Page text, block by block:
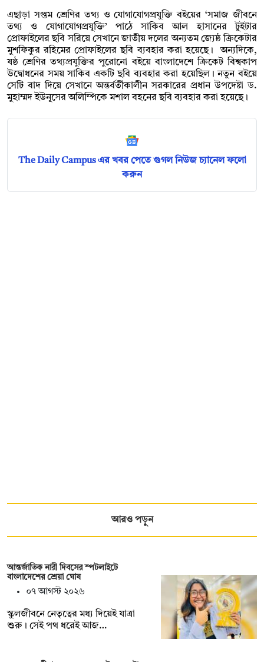
এছাড়া সপ্তম শ্রেণির তথ্য ও যোগাযোগপ্রযুক্তি বইয়ের ‘সমাজ জীবনে
তথ্য ও যোগাযোগপ্রযুক্তি’ পাঠে সাকিব আল হাসানের টুইটার
প্রোফাইলের ছবি সরিয়ে সেখানে জাতীয় দলের অন্যতম জ্যেষ্ঠ ক্রিকেটার
মুশফিকুর রহিমের প্রোফাইলের ছবি ব্যবহার করা হয়েছে। অন্যদিকে,
ষষ্ঠ শ্রেণির তথ্যপ্রযুক্তির পুরোনো বইয়ে বাংলাদেশে ক্রিকেট বিশ্বকাপ
উদ্বোধনের সময় সাকিব একটি ছবি ব্যবহার করা হয়েছিল। নতুন বইয়ে
সেটি বাদ দিয়ে সেখানে অন্তর্বর্তীকালীন সরকারের প্রধান উপদেষ্টা ড.
মুহাম্মদ ইউনূসের অলিম্পিকে মশাল বহনের ছবি ব্যবহার করা হয়েছে।
The Daily Campus এর খবর পেতে গুগল নিউজ চ্যানেল ফলো
করুন
আরও পড়ুন
আন্তর্জাতিক নারী দিবসের স্পটলাইটে
বাংলাদেশের শ্রেয়া ঘোষ
০৭ আগস্ট ২০২৬
স্কুলজীবনে নেতৃত্বের মধ্য দিয়েই যাত্রা
শুরু। সেই পথ ধরেই আজ…